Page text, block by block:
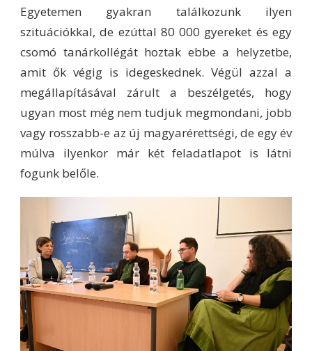
Egyetemen gyakran találkozunk ilyen
szituációkkal, de ezúttal 80 000 gyereket és egy
csomó tanárkollégát hoztak ebbe a helyzetbe,
amit ők végig is idegeskednek. Végül azzal a
megállapításával zárult a beszélgetés, hogy
ugyan most még nem tudjuk megmondani, jobb
vagy rosszabb-e az új magyarérettségi, de egy év
múlva ilyenkor már két feladatlapot is látni
fogunk belőle.